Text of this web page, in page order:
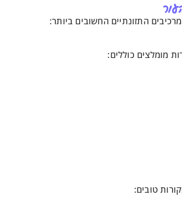
התזונתיים החשובים ביותר:
מומלצים כוללים:
טובים: